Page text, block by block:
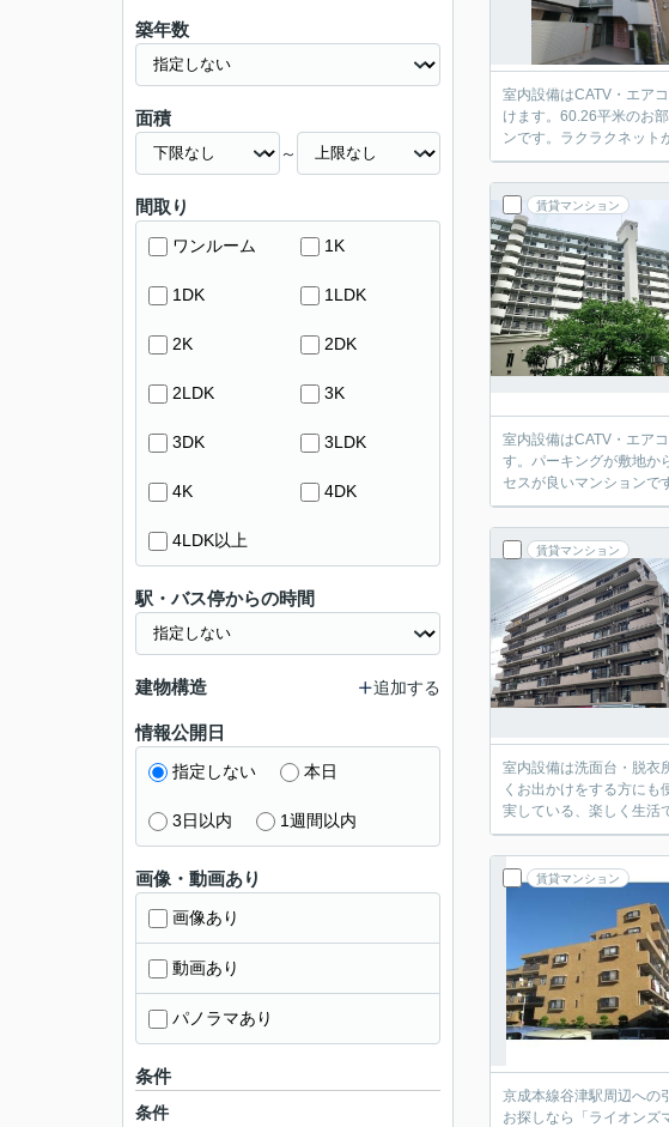
室内設備はCATV・エア
けます。60.26平米のお
ンです。ラクラクネット
賃貸マンション
室内設備はCATV・エア
す。パーキングが敷地か
セスが良いマンションで
賃貸マンション
室内設備は洗面台・脱衣
くお出かけをする方に
実している、楽しく生活
賃貸マンション
京成本線谷津駅周辺への
お探しなら「ライオンズ
築年数
面積
～
間取り
ワンルーム 1K
1DK 1LDK
2K 2DK
2LDK 3K
3DK 3LDK
4K 4DK
4LDK以上
駅・バス停からの時間
建物構造 追加する
情報公開日
指定しない 本日
3日以内 1週間以内
画像・動画あり
画像あり
動画あり
パノラマあり
条件
条件